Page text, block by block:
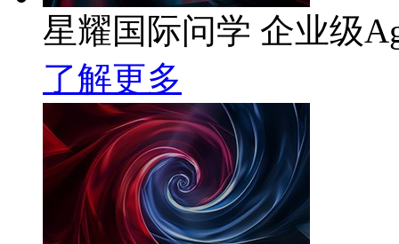
星耀国际问学 企业级
了解更多